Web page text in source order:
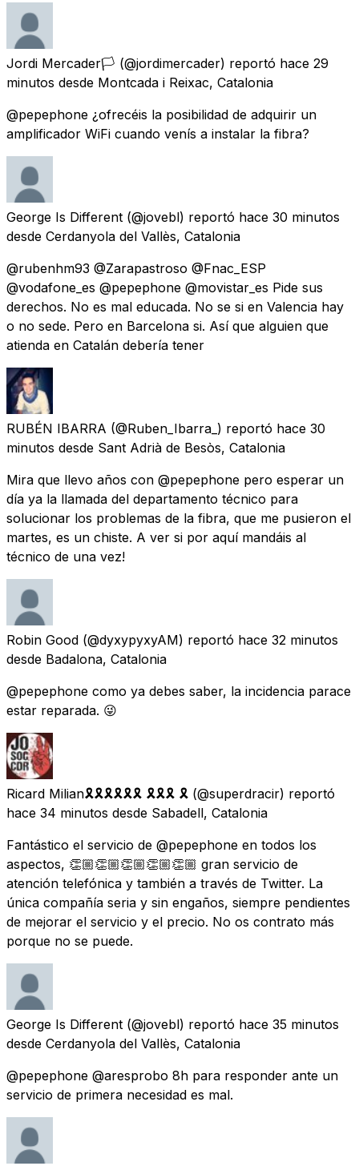
Jordi Mercader🏳 (@jordimercader) reportó hace 29
minutos desde Montcada i Reixac, Catalonia
@pepephone ¿ofrecéis la posibilidad de adquirir un
amplificador WiFi cuando venís a instalar la fibra?
George Is Different (@jovebl) reportó hace 30 minutos
desde Cerdanyola del Vallès, Catalonia
@rubenhm93 @Zarapastroso @Fnac_ESP
@vodafone_es @pepephone @movistar_es Pide sus
derechos. No es mal educada. No se si en Valencia hay
o no sede. Pero en Barcelona si. Así que alguien que
atienda en Catalán debería tener
RUBÉN IBARRA (@Ruben_Ibarra_) reportó hace 30
minutos desde Sant Adrià de Besòs, Catalonia
Mira que llevo años con @pepephone pero esperar un
día ya la llamada del departamento técnico para
solucionar los problemas de la fibra, que me pusieron el
martes, es un chiste. A ver si por aquí mandáis al
técnico de una vez!
Robin Good (@dyxypyxyAM) reportó hace 32 minutos
desde Badalona, Catalonia
@pepephone como ya debes saber, la incidencia parace
estar reparada. 😜
Ricard Milian🎗🎗🎗🎗🎗🎗 🎗🎗🎗 🎗 (@superdracir) reportó
hace 34 minutos desde Sabadell, Catalonia
Fantástico el servicio de @pepephone en todos los
aspectos, 👏🏼👏🏼👏🏼👏🏼👏🏼 gran servicio de
atención telefónica y también a través de Twitter. La
única compañía seria y sin engaños, siempre pendientes
de mejorar el servicio y el precio. No os contrato más
porque no se puede.
George Is Different (@jovebl) reportó hace 35 minutos
desde Cerdanyola del Vallès, Catalonia
@pepephone @aresprobo 8h para responder ante un
servicio de primera necesidad es mal.